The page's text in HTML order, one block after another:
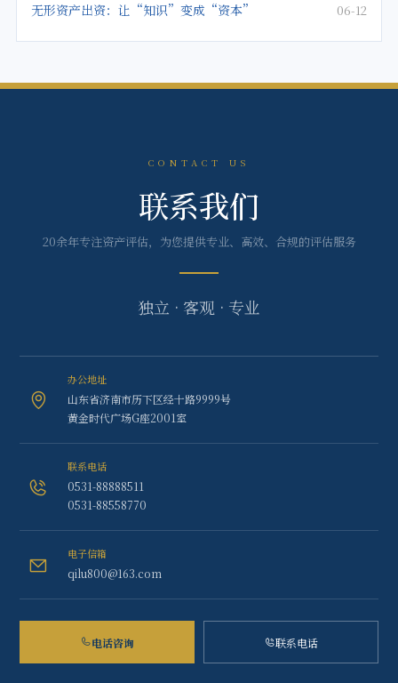
无形资产出资：让“知识”变成“资本” 06-12
CONTACT US
联系我们
20余年专注资产评估，为您提供专业、高效、合规的评估服务
独立 · 客观 · 专业
办公地址
山东省济南市历下区经十路9999号
黄金时代广场G座2001室
联系电话
0531-88888511
0531-88558770
电子信箱
qilu800@163.com
电话咨询 联系电话